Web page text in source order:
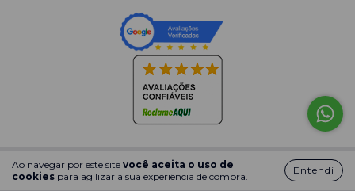
Ao navegar por este site você aceita o uso de
cookies para agilizar a sua experiência de compra.
Entendi
Copyright bewatch - 19066514000178 - 2026. Todos os direitos
reservados.